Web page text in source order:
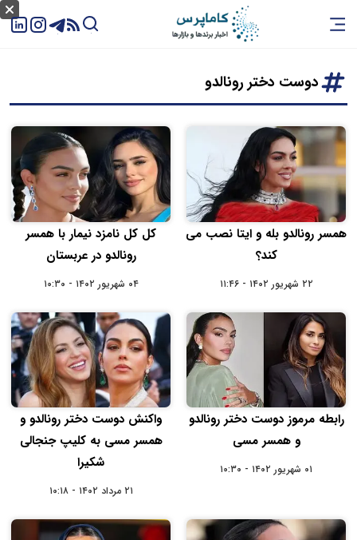
دوست دختر رونالدو
همسر رونالدو بله و ایتا نصب می
کند؟
۲۲ شهریور ۱۴۰۲ - ۱۱:۴۶
کل کل نامزد نیمار با همسر
رونالدو در عربستان
۰۴ شهریور ۱۴۰۲ - ۱۰:۳۰
رابطه مرموز دوست دختر رونالدو
و همسر مسی
۰۱ شهریور ۱۴۰۲ - ۱۰:۳۰
واکنش دوست دختر رونالدو و
همسر مسی به کلیپ جنجالی
شکیرا
۲۱ مرداد ۱۴۰۲ - ۱۰:۱۸